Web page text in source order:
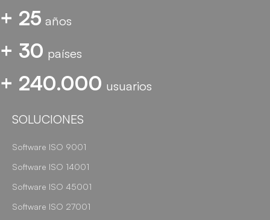
+ 25 años
+ 30 países
+ 240.000 usuarios
SOLUCIONES
Software ISO 9001
Software ISO 14001
Software ISO 45001
Software ISO 27001